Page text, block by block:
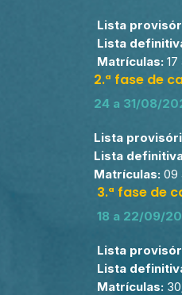
Lista
Lista
Matrículas:
2.ª fase de
24 a 31/08/
Lista
Lista
Matrículas: 09
3.ª fase de
18 a 22/09/
Lista
Lista
Matrículas: